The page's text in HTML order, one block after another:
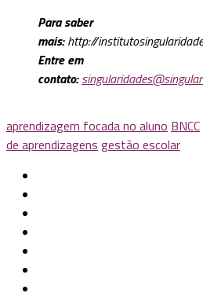
Para saber
mais:http://
Entre em
contato:
aprendizagem focada no aluno BNCC
de aprendizagens gestão escolar